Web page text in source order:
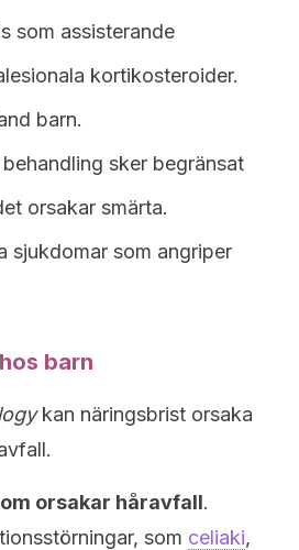
som assisterande
kortikosteroider.
barn.
sker begränsat
orsakar smärta.
sjukdomar som angriper
barn
kan näringsbrist orsaka
orsakar håravfall.
som celiaki,